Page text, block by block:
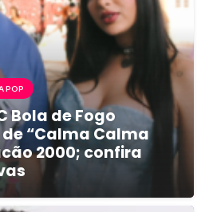
POP
Bola de Fogo
“Calma Calma
2000; confira